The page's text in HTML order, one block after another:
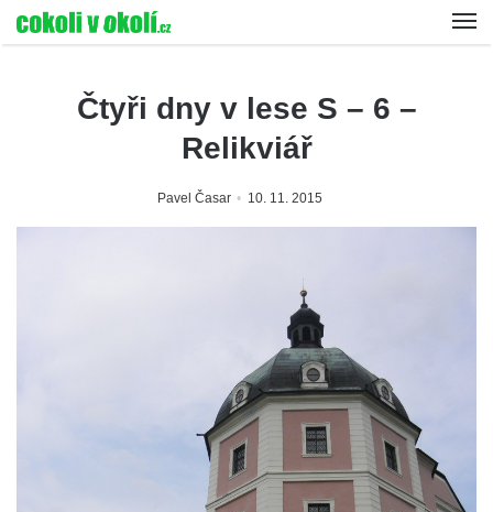
Čtyři dny v lese S – 6 –
Relikviář
Pavel Časar 10. 11. 2015